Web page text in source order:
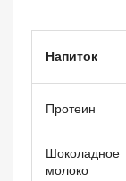
Напиток
Протеин
Шоколадное
молоко